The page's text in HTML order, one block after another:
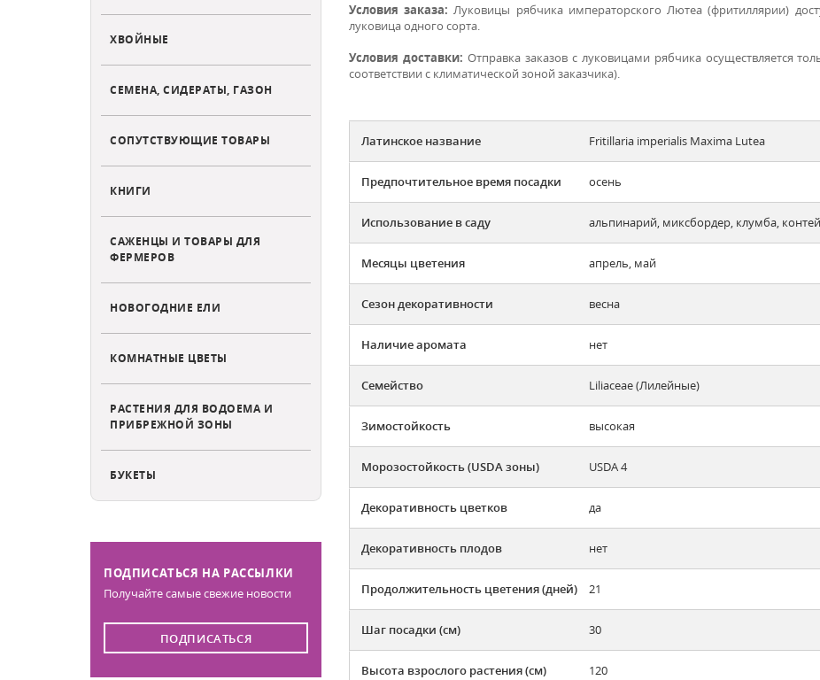
ХВОЙНЫЕ
СЕМЕНА, СИДЕРАТЫ, ГАЗОН
СОПУТСТВУЮЩИЕ ТОВАРЫ
КНИГИ
САЖЕНЦЫ И ТОВАРЫ ДЛЯ
ФЕРМЕРОВ
НОВОГОДНИЕ ЕЛИ
КОМНАТНЫЕ ЦВЕТЫ
РАСТЕНИЯ ДЛЯ ВОДОЕМА И
ПРИБРЕЖНОЙ ЗОНЫ
БУКЕТЫ
ПОДПИСАТЬСЯ НА РАССЫЛКИ
Получайте самые свежие новости
ПОДПИСАТЬСЯ
Условия заказа: Луковицы рябчика императорского Лютеа (фритиллярии)
луковица одного сорта.
Условия доставки: Отправка заказов с луковицами рябчика осуществляется
соответствии с климатической зоной заказчика).
Латинское название Fritillaria imperialis Maxima Lutea
Предпочтительное время посадки осень
Использование в саду альпинарий, миксбордер, клумба,
Месяцы цветения апрель, май
Сезон декоративности весна
Наличие аромата нет
Семейство Liliaceae (Лилейные)
Зимостойкость высокая
Морозостойкость (USDA зоны) USDA 4
Декоративность цветков да
Декоративность плодов нет
Продолжительность цветения (дней) 21
Шаг посадки (см) 30
Высота взрослого растения (см) 120